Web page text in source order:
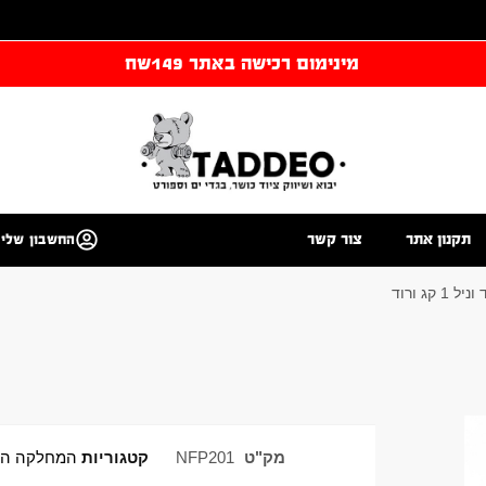
מינימום רכישה באתר 149שח
תקנון אתר צור קשר החשבון שלי
ורוד
מק"ט NFP201 קטגוריות המחלקה